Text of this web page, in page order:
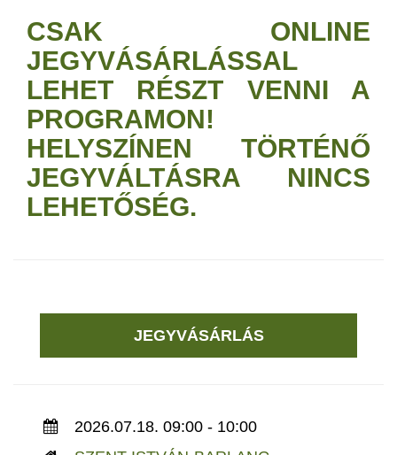
CSAK ONLINE
JEGYVÁSÁRLÁSSAL
LEHET RÉSZT VENNI A
PROGRAMON!
HELYSZÍNEN TÖRTÉNŐ
JEGYVÁLTÁSRA NINCS
LEHETŐSÉG.
JEGYVÁSÁRLÁS
2026.07.18. 09:00 - 10:00